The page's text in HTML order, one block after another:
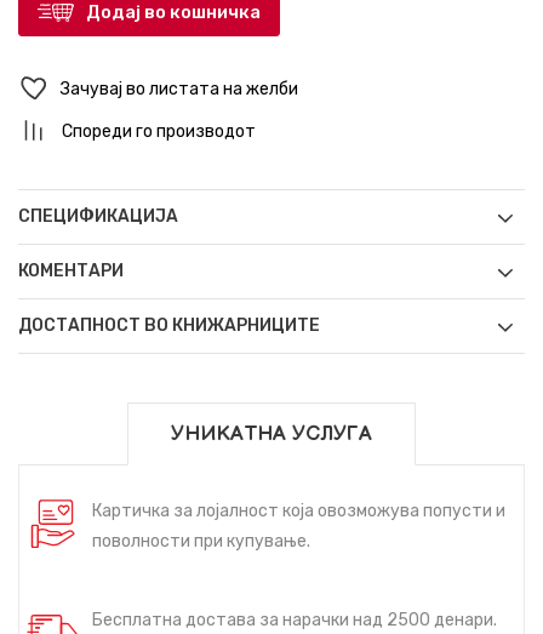
Додај во кошничка
Зачувај во листата на желби
Спореди го производот
СПЕЦИФИКАЦИЈА
КОМЕНТАРИ
ДОСТАПНОСТ ВО КНИЖАРНИЦИТЕ
УНИКАТНА УСЛУГА
Картичка за лојалност која овозможува попусти и
поволности при купување.
Бесплатна достава за нарачки над 2500 денари.